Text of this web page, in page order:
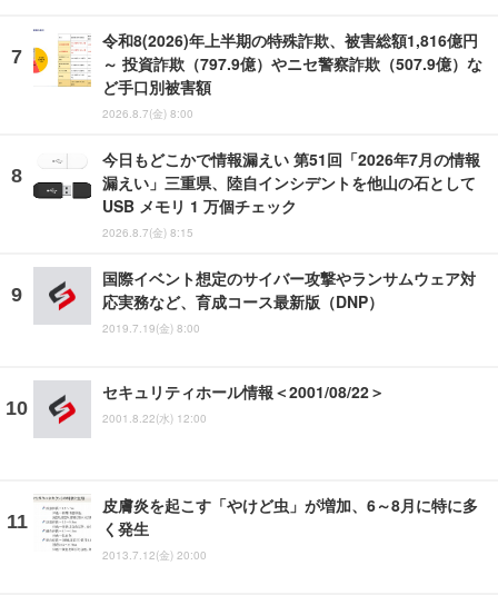
令和8(2026)年上半期の特殊詐欺、被害総額1,816億円
～ 投資詐欺（797.9億）やニセ警察詐欺（507.9億）な
ど手口別被害額
2026.8.7(金) 8:00
今日もどこかで情報漏えい 第51回「2026年7月の情報
漏えい」三重県、陸自インシデントを他山の石として
USB メモリ 1 万個チェック
2026.8.7(金) 8:15
国際イベント想定のサイバー攻撃やランサムウェア対
応実務など、育成コース最新版（DNP）
2019.7.19(金) 8:00
セキュリティホール情報＜2001/08/22＞
2001.8.22(水) 12:00
皮膚炎を起こす「やけど虫」が増加、6～8月に特に多
く発生
2013.7.12(金) 20:00